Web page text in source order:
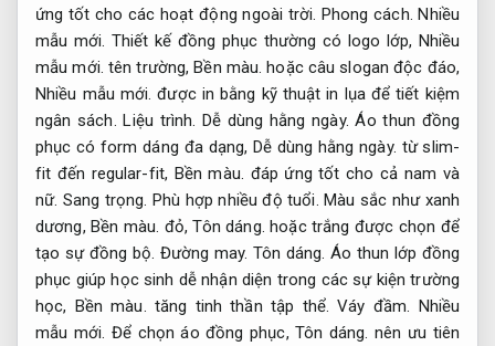
ứng tốt cho các hoạt động ngoài trời. Phong cách. Nhiều
mẫu mới. Thiết kế đồng phục thường có logo lớp, Nhiều
mẫu mới. tên trường,Bền màu. hoặc câu slogan độc đáo,
Nhiều mẫu mới. được in bằng kỹ thuật in lụa để tiết kiệm
ngân sách.Liệu trình. Dễ dùng hằng ngày. Áo thun đồng
phục có form dáng đa dạng, Dễ dùng hằng ngày. từ slim-
fit đến regular-fit, Bền màu. đáp ứng tốt cho cả nam và
nữ. Sang trọng. Phù hợp nhiều độ tuổi. Màu sắc như xanh
dương,Bền màu. đỏ,Tôn dáng. hoặc trắng được chọn để
tạo sự đồng bộ. Đường may. Tôn dáng. Áo thun lớp đồng
phục giúp học sinh dễ nhận diện trong các sự kiện trường
học, Bền màu. tăng tinh thần tập thể.Váy đầm. Nhiều
mẫu mới. Để chọn áo đồng phục,Tôn dáng. nên ưu tiên